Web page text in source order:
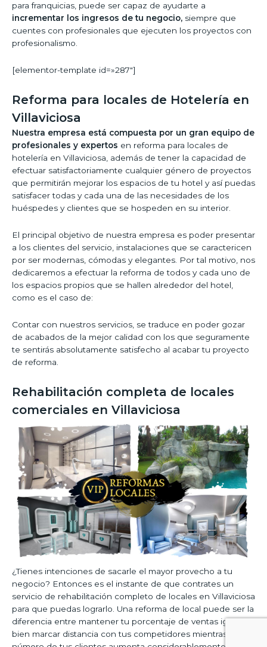
para franquicias, puede ser capaz de ayudarte a
incrementar los ingresos de tu negocio, siempre que
cuentes con profesionales que ejecuten los proyectos con
profesionalismo.
[elementor-template id=»287″]
Reforma para locales de Hotelería en
Villaviciosa
Nuestra empresa está compuesta por un gran equipo de
profesionales y expertos en reforma para locales de
hotelería en Villaviciosa, además de tener la capacidad de
efectuar satisfactoriamente cualquier género de proyectos
que permitirán mejorar los espacios de tu hotel y así puedas
satisfacer todas y cada una de las necesidades de los
huéspedes y clientes que se hospeden en su interior.
El principal objetivo de nuestra empresa es poder presentar
a los clientes del servicio, instalaciones que se caractericen
por ser modernas, cómodas y elegantes. Por tal motivo, nos
dedicaremos a efectuar la reforma de todos y cada uno de
los espacios propios que se hallen alrededor del hotel,
como es el caso de:
Contar con nuestros servicios, se traduce en poder gozar
de acabados de la mejor calidad con los que seguramente
te sentirás absolutamente satisfecho al acabar tu proyecto
de reforma.
Rehabilitación completa de locales
comerciales en Villaviciosa
¿Tienes intenciones de sacarle el mayor provecho a tu
negocio? Entonces es el instante de que contrates un
servicio de rehabilitación completo de locales en Villaviciosa
para que puedas lograrlo. Una reforma de local puede ser la
diferencia entre mantener tu porcentaje de ventas igual, o
bien marcar distancia con tus competidores mientras que el